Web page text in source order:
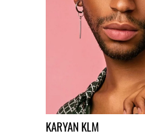
KARYAN KLM